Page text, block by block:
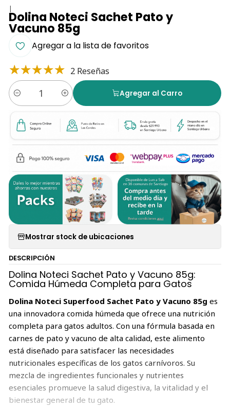
|
Dolina Noteci Sachet Pato y
Vacuno 85g
Agregar a la lista de favoritos
2 Reseñas
Cantidad
Agregar al Carro
Mostrar stock de ubicaciones
DESCRIPCIÓN
Dolina Noteci Sachet Pato y Vacuno 85g:
Comida Húmeda Completa para Gatos
Dolina Noteci Superfood Sachet Pato y Vacuno 85g es
una innovadora comida húmeda que ofrece una nutrición
completa para gatos adultos. Con una fórmula basada en
carnes de pato y vacuno de alta calidad, este alimento
está diseñado para satisfacer las necesidades
nutricionales específicas de los gatos carnívoros. Su
mezcla de ingredientes funcionales y nutrientes
esenciales promueve la salud digestiva, la vitalidad y el
bienestar general de tu gato.